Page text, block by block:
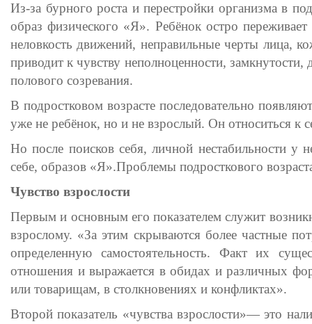
Из-за бурного роста и перестройки организма в
образ физического «Я». Ребёнок остро
неловкость движений, неправильные черты лица,
приводит к чувству неполноценности,
полового созревания.
В подростковом возрасте последовательно
уже не ребёнок, но и не взрослый. Он относиться к
Но после поисков себя, личной нестабильности у
себе, образов «Я».Проблемы подросткового
Чувство взрослости
Первым и основным его показателем служит
взрослому. «За этим скрываются более частные
определенную самостоятельность. Факт их
отношения и выражается в обидах и различных
или товарищам, в столкновениях и конфликтах».
Второй показатель «чувства взрослости»— это